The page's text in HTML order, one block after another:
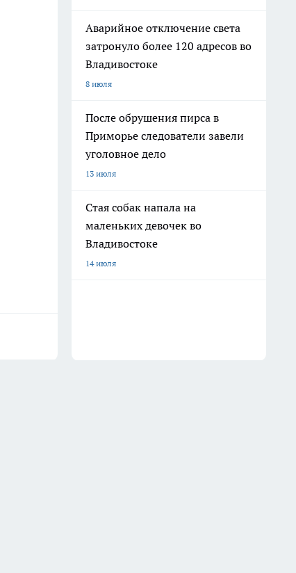
Аварийное отключение света
затронуло более 120 адресов во
Владивостоке
8 июля
После обрушения пирса в
Приморье следователи завели
уголовное дело
13 июля
Стая собак напала на
маленьких девочек во
Владивостоке
14 июля